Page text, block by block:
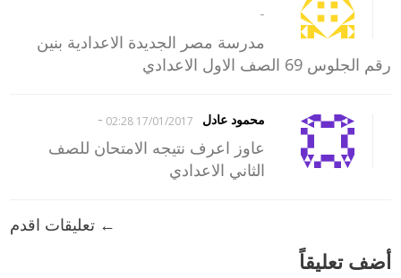
-
مدرسة مصر الجديدة الاعدادية بنين
رقم الجلوس 69 الصف الاول الاعدادي
محمود عادل 17/01/2017 02:28
-
عاوز اعرف نتيجه الامتحان للصف
الثاني الاعدادي
← تعليقات اقدم
أضف تعليقاً